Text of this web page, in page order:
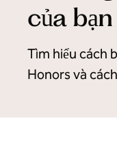
của bạn
Tìm hiểu cách
Honors và